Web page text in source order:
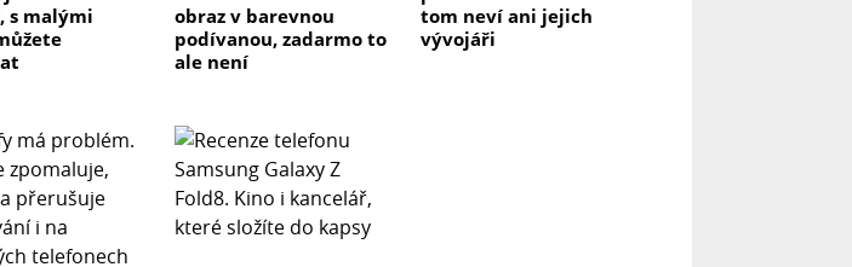
s malými
obraz v barevnou
podívanou, zadarmo to
ale není
tom neví ani jejich
vývojáři